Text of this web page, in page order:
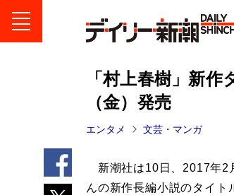
「村上春樹」新
（金）発売
エンタメ 文芸・マンガ
新潮社は10日、2017年2
んの新作長編小説のタイト